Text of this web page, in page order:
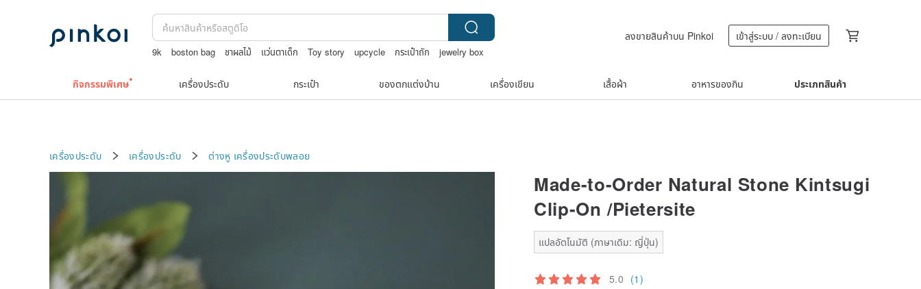
9k boston bag ชาผลไม้ แว่นตาเด็ก Toy story upcycle กระเป๋าถัก jewelry box
ลงขายสินค้าบน Pinkoi เข้าสู่ระบบ / ลงทะเบียน
กิจกรรมพิเศษ เครื่องประดับ กระเป๋า ของตกแต่งบ้าน เครื่องเขียน เสื้อผ้า อาหารของกิน ประเภทสินค้า
เครื่องประดับ เครื่องประดับ ต่างหู เครื่องประดับพลอย
Made-to-Order Natural Stone Kintsugi
Clip-On /Pietersite
แปลอัตโนมัติ (ภาษาเดิม: ญี่ปุ่น)
5.0 (1)